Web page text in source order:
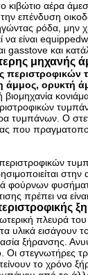
κιβώτιο αέρα
επένδυση
ρόδα, μην
είναι
gasstove και
μηχανής
άμμος,
βιομηχανία
τυμπάνων. Ο
που
φούρνων
πρέπει να
πλευρά
υλικά εισάγουν
ξήρανσης.
στεγνωτήρες
το χρόνο